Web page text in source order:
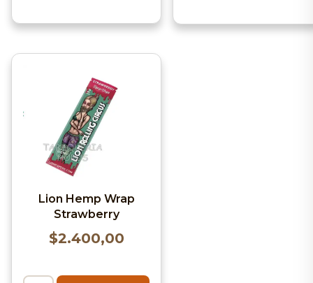
Lion Hemp Wrap
Strawberry
$2.400,00